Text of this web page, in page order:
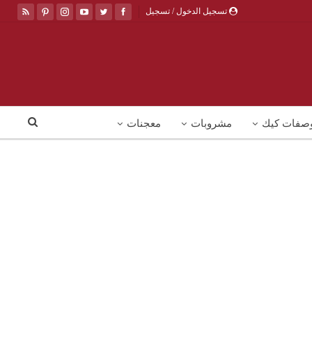
تسجيل الدخول / تسجيل
كيك مشروبات معجنات